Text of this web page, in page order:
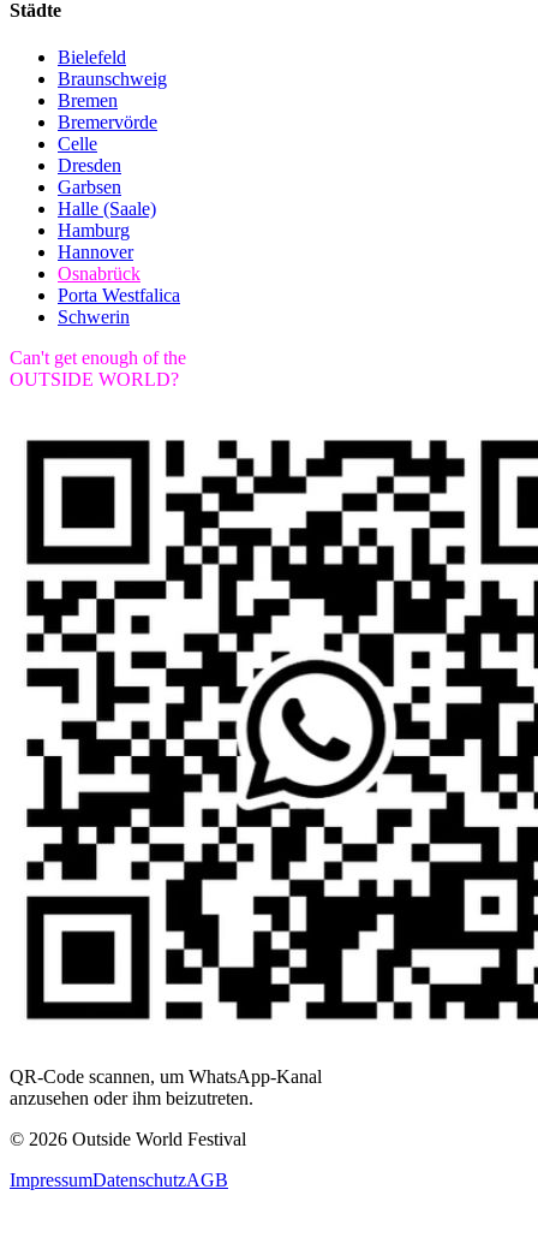
Städte
Bielefeld
Braunschweig
Bremen
Bremervörde
Celle
Dresden
Garbsen
Halle (Saale)
Hamburg
Hannover
Osnabrück
Porta Westfalica
Schwerin
Can't get enough of the
OUTSIDE WORLD?
QR-Code scannen, um WhatsApp-Kanal
anzusehen oder ihm beizutreten.
© 2026 Outside World Festival
ImpressumDatenschutzAGB